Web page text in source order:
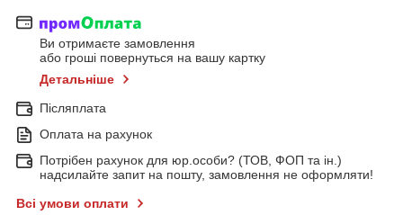
Ви отримаєте замовлення
або гроші повернуться на вашу картку
Детальніше
Післяплата
Оплата на рахунок
Потрібен рахунок для юр.особи? (ТОВ, ФОП та ін.)
надсилайте запит на пошту, замовлення не оформляти!
Всі умови оплати